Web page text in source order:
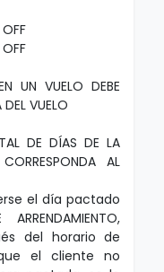
UN VUELO DEBE
VUELO
DE DÍAS DE LA
AL
el día pactado
del horario de
el cliente no